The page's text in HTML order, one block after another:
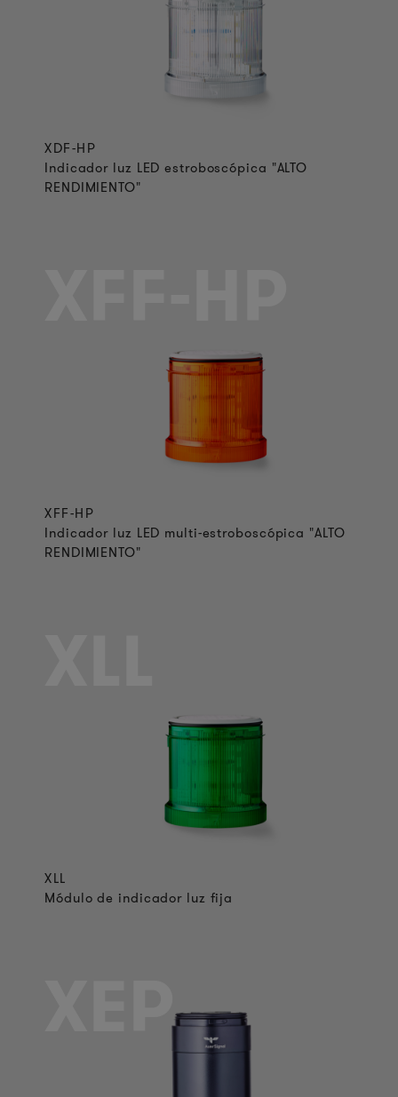
XDF-HP
Indicador luz LED estroboscópica "ALTO
RENDIMIENTO"
XFF-HP
Indicador luz LED multi-estroboscópica "ALTO
RENDIMIENTO"
XLL
Módulo de indicador luz fija
XEP